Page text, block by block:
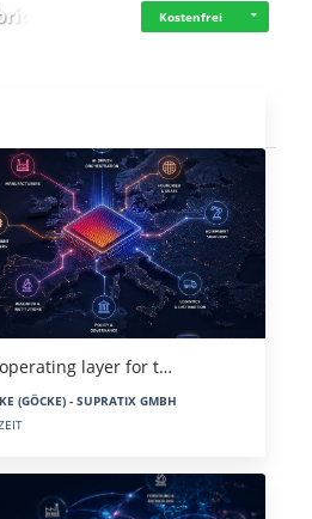
Kostenfrei
layer for t…
(GÖCKE) - SUPRATIX GMBH